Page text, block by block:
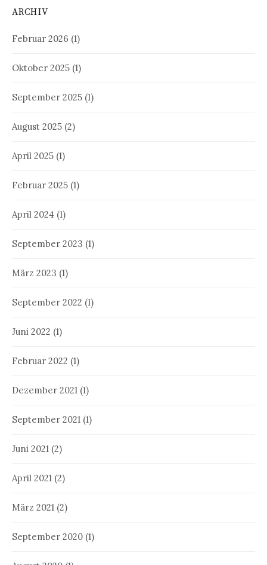
ARCHIV
Februar 2026 (1)
Oktober 2025 (1)
September 2025 (1)
August 2025 (2)
April 2025 (1)
Februar 2025 (1)
April 2024 (1)
September 2023 (1)
März 2023 (1)
September 2022 (1)
Juni 2022 (1)
Februar 2022 (1)
Dezember 2021 (1)
September 2021 (1)
Juni 2021 (2)
April 2021 (2)
März 2021 (2)
September 2020 (1)